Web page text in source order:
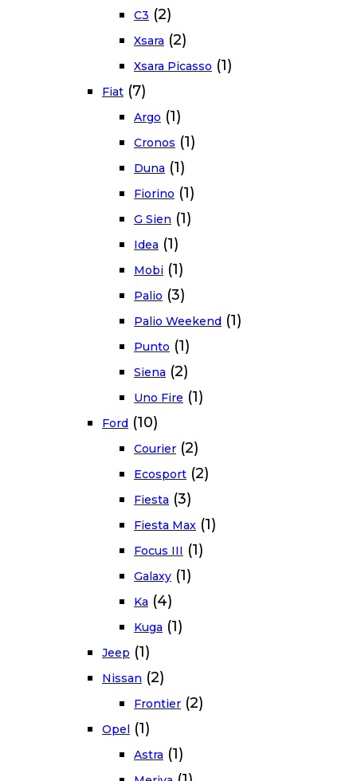
C3 (2)
Xsara (2)
Xsara Picasso (1)
Fiat (7)
Argo (1)
Cronos (1)
Duna (1)
Fiorino (1)
G Sien (1)
Idea (1)
Mobi (1)
Palio (3)
Palio Weekend (1)
Punto (1)
Siena (2)
Uno Fire (1)
Ford (10)
Courier (2)
Ecosport (2)
Fiesta (3)
Fiesta Max (1)
Focus III (1)
Galaxy (1)
Ka (4)
Kuga (1)
Jeep (1)
Nissan (2)
Frontier (2)
Opel (1)
Astra (1)